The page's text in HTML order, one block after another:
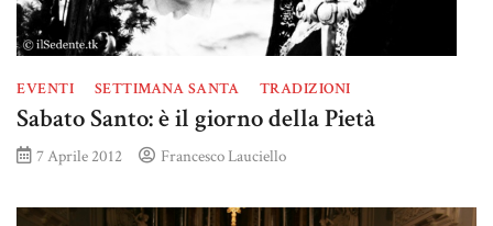
EVENTI SETTIMANA SANTA TRADIZIONI
Sabato Santo: è il giorno della Pietà
7 Aprile 2012 Francesco Lauciello